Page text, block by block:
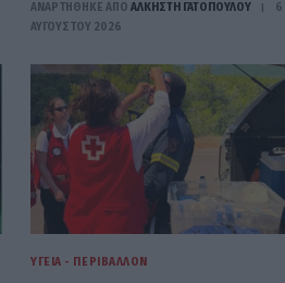
ΑΝΑΡΤΗΘΗΚΕ ΑΠΟ ΆΛΚΗΣΤΗ ΓΑΤΟΠΟΎΛΟΥ
6
ΑΥΓΟΎΣΤΟΥ 2026
ΥΓΕΊΑ - ΠΕΡΙΒΆΛΛΟΝ